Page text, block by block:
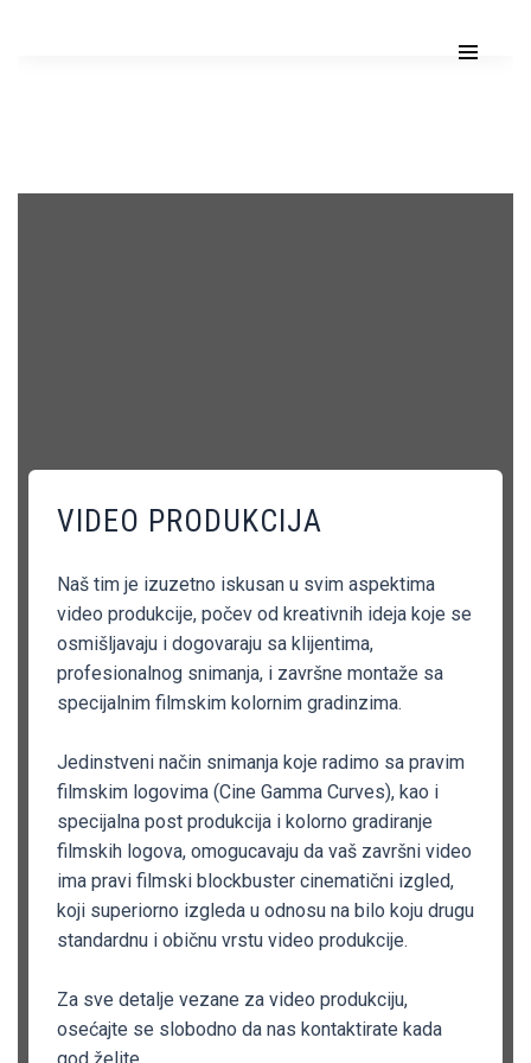
VIDEO PRODUKCIJA
Naš tim je izuzetno iskusan u svim aspektima
video produkcije, počev od kreativnih ideja koje se
osmišljavaju i dogovaraju sa klijentima,
profesionalnog snimanja, i završne montaže sa
specijalnim filmskim kolornim gradinzima.
Jedinstveni način snimanja koje radimo sa pravim
filmskim logovima (Cine Gamma Curves), kao i
specijalna post produkcija i kolorno gradiranje
filmskih logova, omogucavaju da vaš završni video
ima pravi filmski blockbuster cinematični izgled,
koji superiorno izgleda u odnosu na bilo koju drugu
standardnu i običnu vrstu video produkcije.
Za sve detalje vezane za video produkciju,
osećajte se slobodno da nas kontaktirate kada